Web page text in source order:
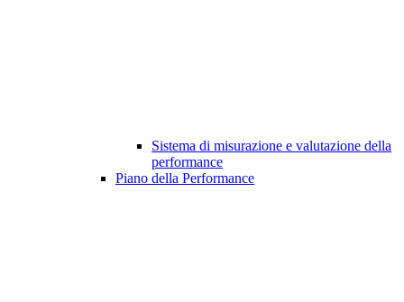
Sistema di misurazione e valutazione della
performance
Piano della Performance